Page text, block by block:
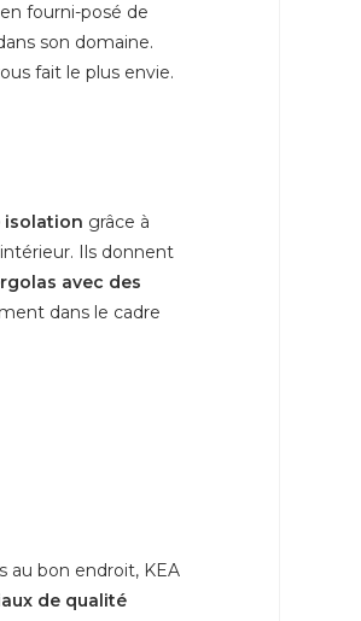
fourni-posé de
son domaine.
fait le plus envie.
isolation grâce à
Ils donnent
avec des
dans le cadre
au bon endroit, KEA
de qualité